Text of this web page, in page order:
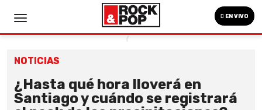
EN VIVO
NOTICIAS
¿Hasta qué hora lloverá en
Santiago y cuándo se registrará